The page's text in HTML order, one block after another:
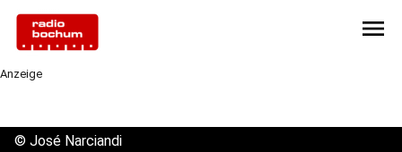
menu
Anzeige
© José Narciandi